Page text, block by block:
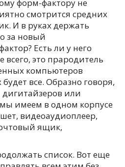
форм-фактору не
смотрится средних
И в руках держать
за новый
Есть ли у него
всего, это прародитель
компьютеров
все. Образно говоря,
или
имеем в одном корпусе
видеоаудиоплеер,
ящик,
список. Вот еще